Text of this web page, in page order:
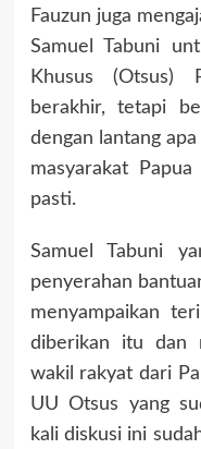
Fauzun juga
Samuel Tabuni
Khusus (Otsus)
berakhir, tetapi
dengan lantang
masyarakat
pasti.
Samuel Tabuni
penyerahan
menyampaikan
diberikan itu dan
wakil rakyat dari
UU Otsus yang
kali diskusi ini